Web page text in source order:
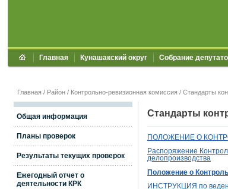
Главная Кунашакский округ Собрание
Главная / Район / Контрольно-ревизионная комиссия / Стандарты
Общая информация
Планы проверок
Результаты текущих проверок
Ежегодный отчет о
деятельности КРК
Стандарты
ПОЛОЖЕНИЕ О
Распоряжение
делопроизводства
Положение о
ИНСТРУКЦИЯ по